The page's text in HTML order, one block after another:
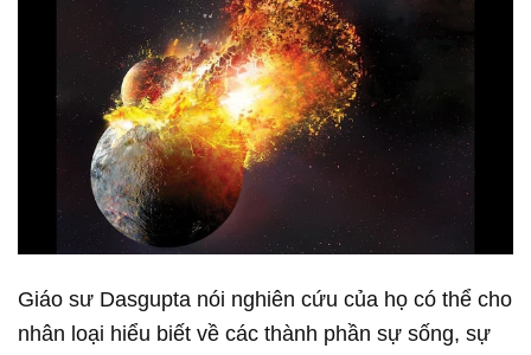
Giáo sư Dasgupta nói nghiên cứu của họ có thể cho
nhân loại hiểu biết về các thành phần sự sống, sự